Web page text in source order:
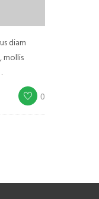
diam
mollis
0